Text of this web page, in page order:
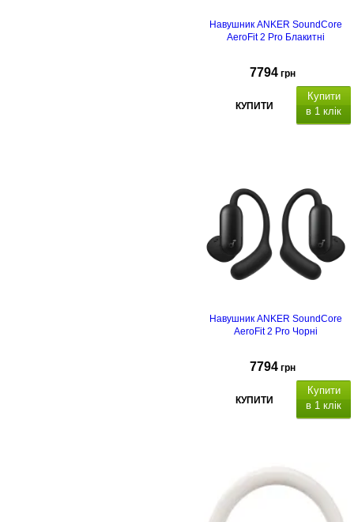
Навушник ANKER SoundСore
AeroFit 2 Pro Блакитні
7794 грн
КУПИТИ
Купити
в 1 клік
Навушник ANKER SoundСore
AeroFit 2 Pro Чорні
7794 грн
КУПИТИ
Купити
в 1 клік